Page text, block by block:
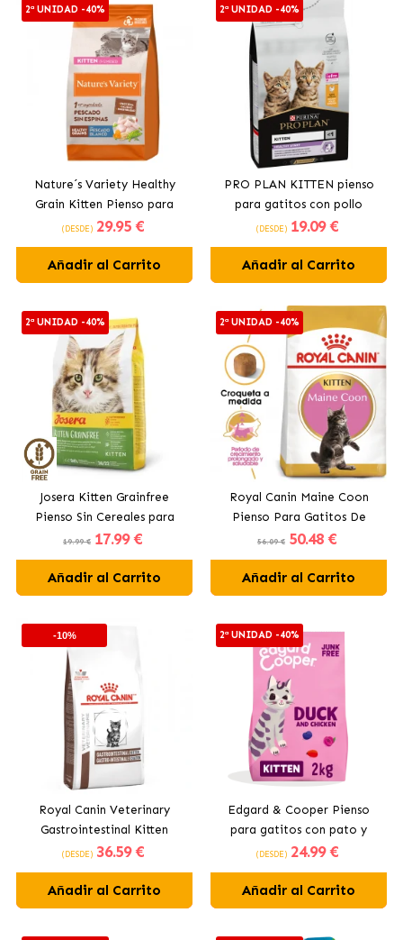
2ª UNIDAD -40%
Nature´s Variety Healthy
Grain Kitten Pienso para
Gatitos con Pescado Blanco
(DESDE) 29.95 €
Añadir al Carrito
2ª UNIDAD -40%
PRO PLAN KITTEN pienso
para gatitos con pollo
(DESDE) 19.09 €
Añadir al Carrito
2ª UNIDAD -40%
Josera Kitten Grainfree
Pienso Sin Cereales para
Gatitos
19.99 € 17.99 €
Añadir al Carrito
2ª UNIDAD -40%
Royal Canin Maine Coon
Pienso Para Gatitos De
Raza
56.09 € 50.48 €
Añadir al Carrito
-10%
Royal Canin Veterinary
Gastrointestinal Kitten
Pienso para Gatitos
(DESDE) 36.59 €
Añadir al Carrito
2ª UNIDAD -40%
Edgard & Cooper Pienso
para gatitos con pato y
pollo
(DESDE) 24.99 €
Añadir al Carrito